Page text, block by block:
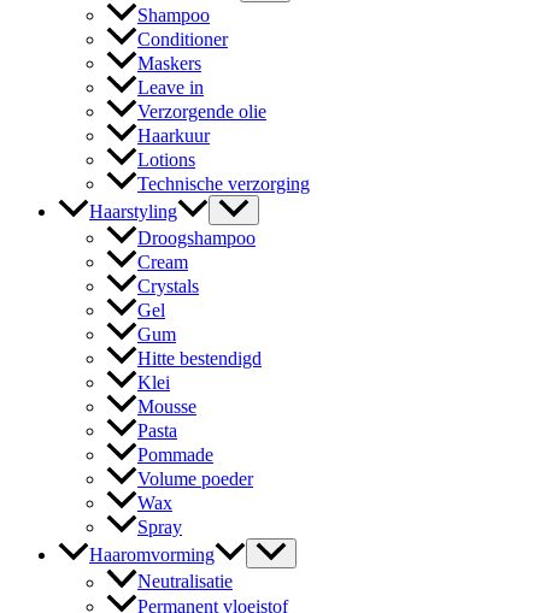
Shampoo
Conditioner
Maskers
Leave in
Verzorgende olie
Haarkuur
Lotions
Technische verzorging
Haarstyling
Droogshampoo
Cream
Crystals
Gel
Gum
Hitte bestendigd
Klei
Mousse
Pasta
Pommade
Volume poeder
Wax
Spray
Haaromvorming
Neutralisatie
Permanent vloeistof